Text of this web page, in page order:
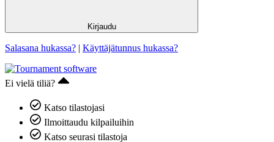
Kirjaudu
Salasana hukassa? | Käyttäjätunnus hukassa?
Ei vielä tiliä?
Katso tilastojasi
Ilmoittaudu kilpailuihin
Katso seurasi tilastoja